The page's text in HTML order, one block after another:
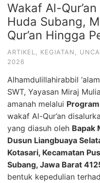
Wakaf Al-
Huda Subang,
Qur’an Hingga
ARTIKEL KEGIATAN
2026
Alhamdulillahirabbil
SWT, Yayasan Miraj
amanah melalui
wakaf Al-Qur’an
yang diasuh oleh Bapak
Dusun Liangbuaya
Kotasari, Kecamatan
Subang, Jawa Barat
bentuk kepedulian